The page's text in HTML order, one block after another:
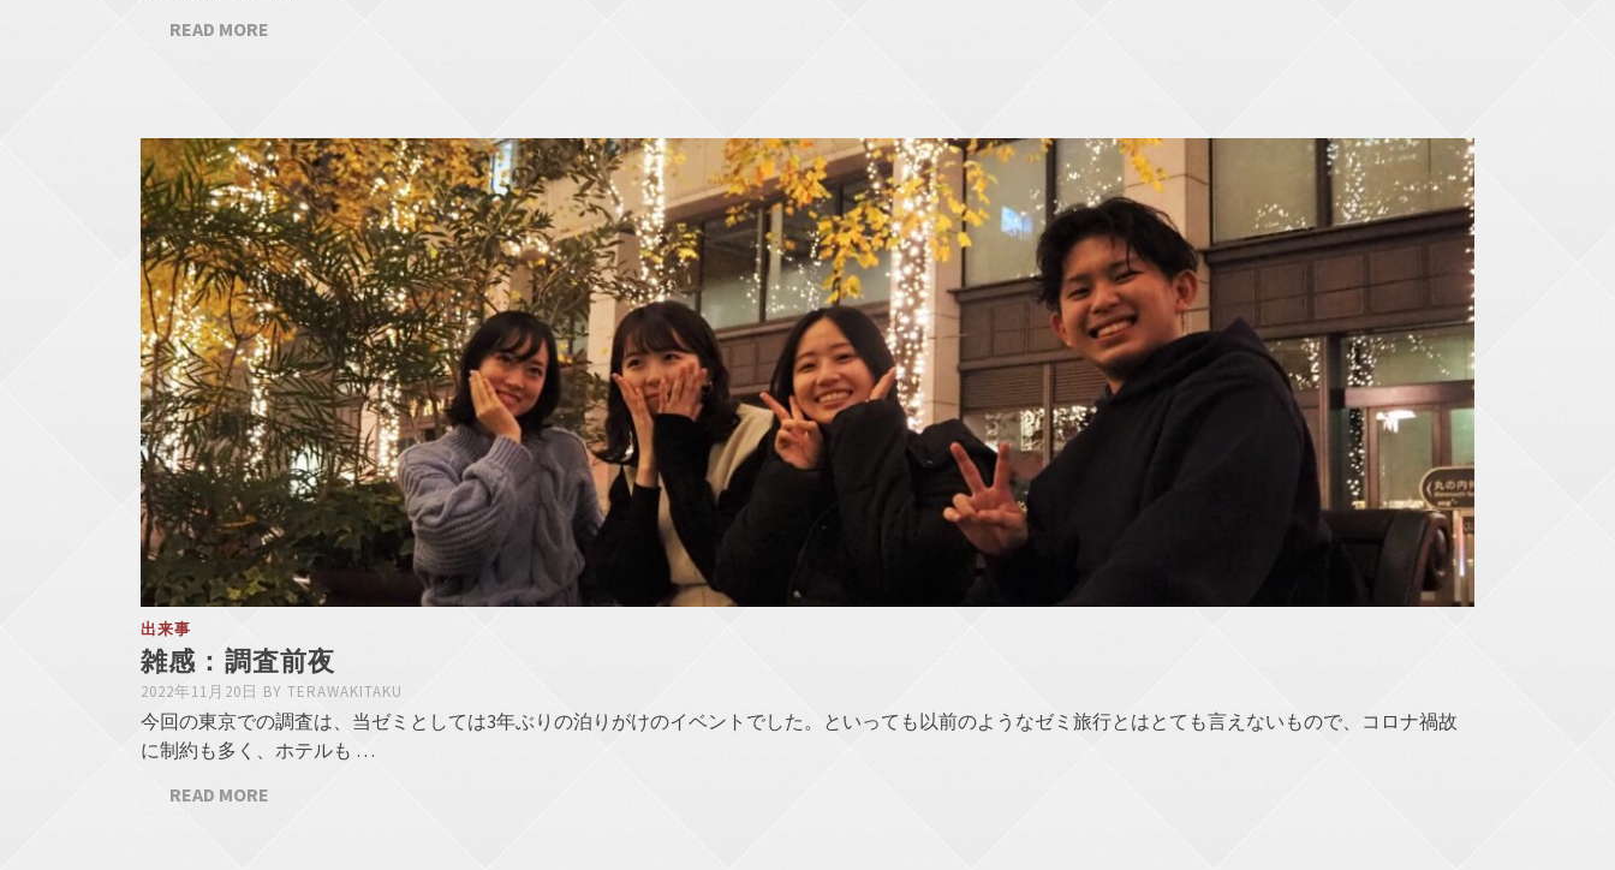
READ MORE
出来事
雑感：調査前夜
2022年11月20日 BY TERAWAKITAKU
今回の東京での調査は、当ゼミとしては3年ぶりの泊りがけのイベントでした。といっても以前のようなゼミ旅行とはとても言えないもので、コロナ禍故
に制約も多く、ホテルも …
READ MORE